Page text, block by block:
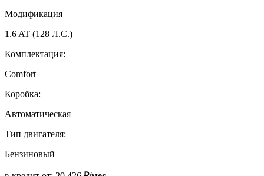
Модификация
1.6 AT (128 Л.С.)
Комплектация:
Comfort
Коробка:
Автоматическая
Тип двигателя:
Бензиновый